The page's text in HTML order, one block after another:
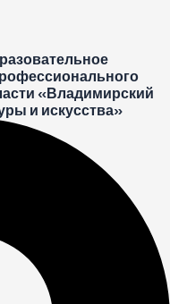
«Владимирский
и искусства»